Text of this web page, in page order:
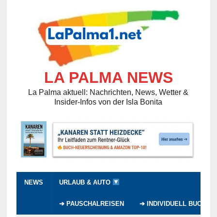
LA PALMA NEWS
La Palma aktuell: Nachrichten, News, Wetter &
Insider-Infos von der Isla Bonita
NEWS URLAUB & AUTO
➔ PAUSCHALREISEN ➔ INDIVIDUELL BUCHEN